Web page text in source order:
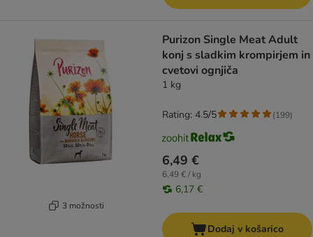
3 možnosti
Purizon Single Meat Adult
konj s sladkim krompirjem in
cvetovi ognjiča
1 kg
6,49 €
6,49 € / kg
6,17 €
Rating: 4.5/5 (199)
Dodaj v košarico